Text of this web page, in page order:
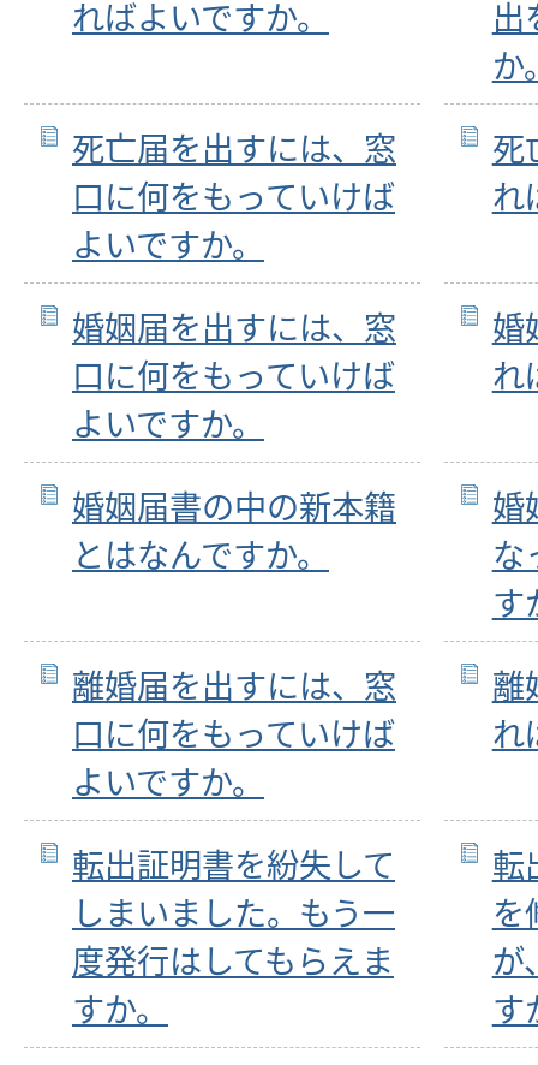
ればよいですか。
出
か
死亡届を出すには、窓
口に何をもっていけば
よいですか。
死
れ
婚姻届を出すには、窓
口に何をもっていけば
よいですか。
婚
れ
婚姻届書の中の新本籍
とはなんですか。
婚
な
す
離婚届を出すには、窓
口に何をもっていけば
よいですか。
離
れ
転出証明書を紛失して
しまいました。もう一
度発行はしてもらえま
すか。
転
を
が
す